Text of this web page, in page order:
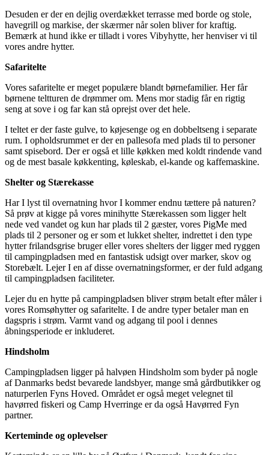
Desuden er der en dejlig overdækket terrasse med borde og stole,
havegrill og markise, der skærmer når solen bliver for kraftig.
Bemærk at hund ikke er tilladt i vores Vibyhytte, her henviser vi til
vores andre hytter.
Safaritelte
Vores safaritelte er meget populære blandt børnefamilier. Her får
børnene teltturen de drømmer om. Mens mor stadig får en rigtig
seng at sove i og far kan stå oprejst over det hele.
I teltet er der faste gulve, to køjesenge og en dobbeltseng i separate
rum. I opholdsrummet er der en pallesofa med plads til to personer
samt spisebord. Der er også et lille køkken med koldt rindende vand
og de mest basale køkkenting, køleskab, el-kande og kaffemaskine.
Shelter og Stærekasse
Har I lyst til overnatning hvor I kommer endnu tættere på naturen?
Så prøv at kigge på vores minihytte Stærekassen som ligger helt
nede ved vandet og kun har plads til 2 gæster, vores PigMe med
plads til 2 personer og er som et lukket shelter, indrettet i den type
hytter frilandsgrise bruger eller vores shelters der ligger med ryggen
til campingpladsen med en fantastisk udsigt over marker, skov og
Storebælt. Lejer I en af disse overnatningsformer, er der fuld adgang
til campingpladsen faciliteter.
Lejer du en hytte på campingpladsen bliver strøm betalt efter måler i
vores Romsøhytter og safaritelte. I de andre typer betaler man en
dagspris i strøm. Varmt vand og adgang til pool i dennes
åbningsperiode er inkluderet.
Hindsholm
Campingpladsen ligger på halvøen Hindsholm som byder på nogle
af Danmarks bedst bevarede landsbyer, mange små gårdbutikker og
naturperlen Fyns Hoved. Området er også meget velegnet til
havørred fiskeri og Camp Hverringe er da også Havørred Fyn
partner.
Kerteminde og oplevelser